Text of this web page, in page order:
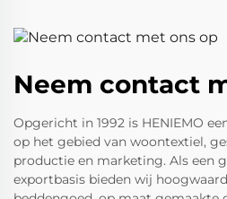
Neem contact
Opgericht in 1992 is HENIEMO
op het gebied van woontextiel,
productie en marketing. Als een
exportbasis bieden wij